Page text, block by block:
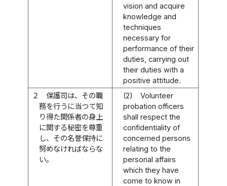
vision and acquire
knowledge and
techniques
necessary for
performance of their
duties, carrying out
their duties with a
positive attitude.
２
保護司は、その職
務を行うに当つて知
り得た関係者の身上
に関する秘密を尊重
し、その名誉保持に
努めなければならな
い。
(2)
Volunteer
probation officers
shall respect the
confidentiality of
concerned persons
relating to the
personal affairs
which they have
come to know in